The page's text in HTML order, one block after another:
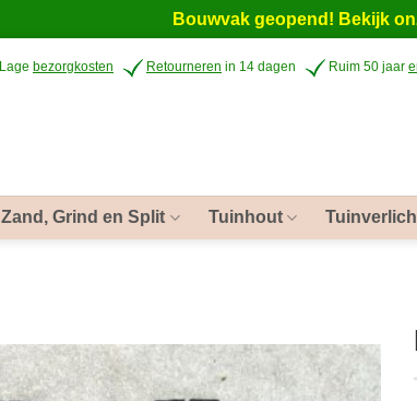
Bouwvak geopend! Bekijk
Lage bezorgkosten Retourneren in 14 dagen Ruim 50 jaar
Zand, Grind en Split Tuinhout